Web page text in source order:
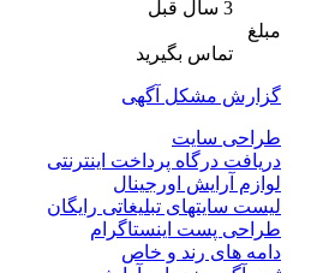
تماس بگیرید
گزارش مشکل آگهی
طراحی سایت
دریافت درگاه پرداخت اینترنتی
لوازم آرایش اورجینال
لیست سایتهای تبلیغاتی رایگان
طراحی پست اینستاگرام
دامه های رند و خاص